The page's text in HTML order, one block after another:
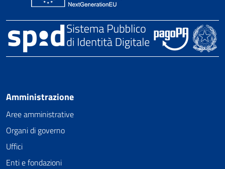
Amministrazione
Aree amministrative
Organi di governo
Uffici
Enti e fondazioni